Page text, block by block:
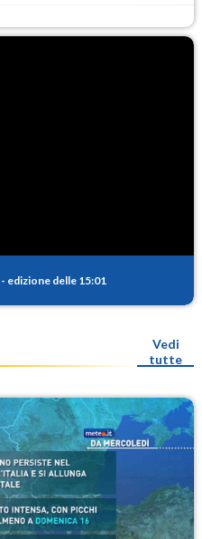
- edizione delle 15:01
Vedi
tutte